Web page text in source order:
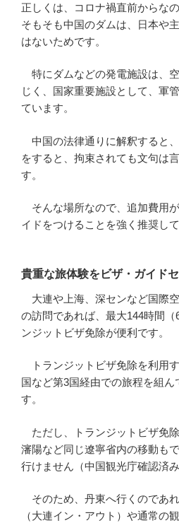
正しくは、コロナ禍直前からな
そもそも中国のダムは、日本や
はないためです。
特にダムなどの発電施設は、
じく、国家重要施設として、軍
ています。
中国の法律通りに解釈すると
をすると、拘束されても文句は
す。
そんな場所なので、追加費用
イドをつけることを強く推奨して
貴重な旅体験をビザ・ガイド
大連や上海、深センなど国際
の訪問であれば、最大144時間
ンジットビザ免除が便利です。
トランジットビザ免除を利用
国など第3国経由での旅程を組ん
す。
ただし、トランジットビザ免
瀋陽など同じ遼寧省内の移動も
行けません（中国観光庁確認済み
そのため、丹東へ行くのであ
（大連イン・アウト）や通常の